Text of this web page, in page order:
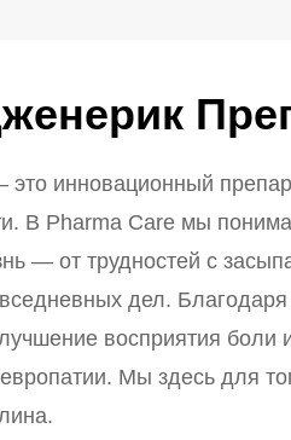
инновационный
В Pharma Care мы
— от трудностей с
дел.
восприятия
Мы здесь для